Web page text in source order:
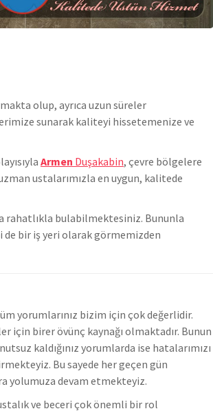
olup, ayrıca uzun süreler
sunarak kaliteyi hissetemenize ve
Armen Duşakabin, çevre bölgelere
ustalarımızla en uygun, kalitede
rahatlıkla bulabilmektesiniz. Bununla
bir iş yeri olarak görmemizden
yorumlarınız bizim için çok değerlidir.
için birer övünç kaynağı olmaktadır. Bunun
kaldığınız yorumlarda ise hatalarımızı
Bu sayede her geçen gün
yolumuza devam etmekteyiz.
ve beceri çok önemli bir rol